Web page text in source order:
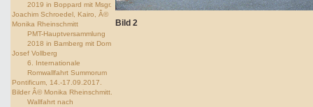
2019 in Boppard mit Msgr.
Joachim Schroedel, Kairo, Â©
Monika Rheinschmitt
PMT-Hauptversammlung
2018 in Bamberg mit Dom
Josef Vollberg
6. Internationale
Romwallfahrt Summorum
Pontificum, 14.-17.09.2017.
Bilder Â© Monika Rheinschmitt.
Wallfahrt nach
Bild 2